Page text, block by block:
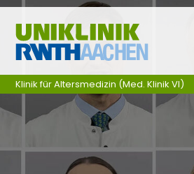
Ga naar navigatie
Klinik für Altersmedizin (Med. Klinik VI)